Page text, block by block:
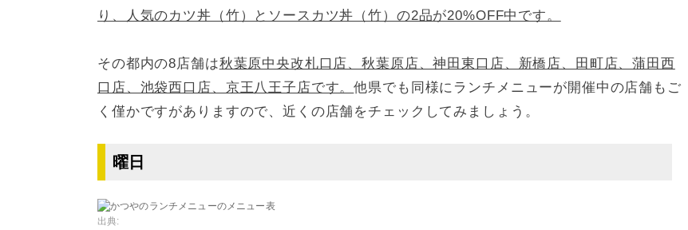
り、人気のカツ丼（竹）とソースカツ丼（竹）の2品が20%OFF中です。
その都内の8店舗は秋葉原中央改札口店、秋葉原店、神田東口店、新橋店、田町店、蒲田西
口店、池袋西口店、京王八王子店です。他県でも同様にランチメニューが開催中の店舗もご
く僅かですがありますので、近くの店舗をチェックしてみましょう。
曜日
出典: